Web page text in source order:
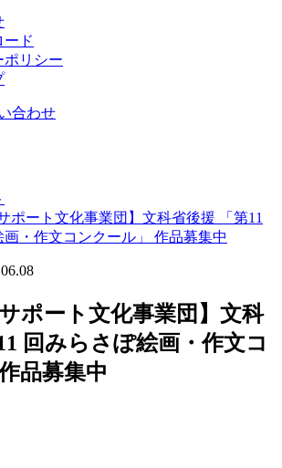
ード
ポリシー
合わせ
ポート文化事業団】文科省後援 「第11
画・作文コンクール」 作品募集中
サポート文化事業団】文科
回みらさぽ絵画・作文コ
品募集中